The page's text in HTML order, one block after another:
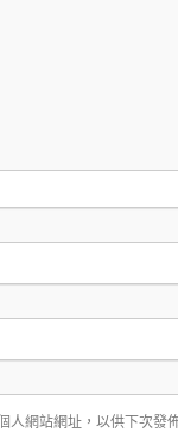
人網站網址，以供下次發